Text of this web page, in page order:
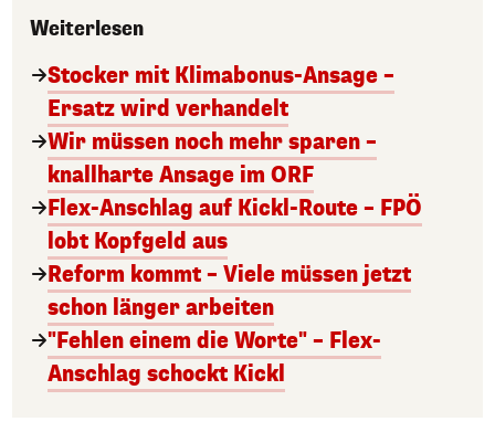
Weiterlesen
Stocker mit Klimabonus-Ansage –
Ersatz wird verhandelt
Wir müssen noch mehr sparen –
knallharte Ansage im ORF
Flex-Anschlag auf Kickl-Route – FPÖ
lobt Kopfgeld aus
Reform kommt – Viele müssen jetzt
schon länger arbeiten
"Fehlen einem die Worte" – Flex-
Anschlag schockt Kickl